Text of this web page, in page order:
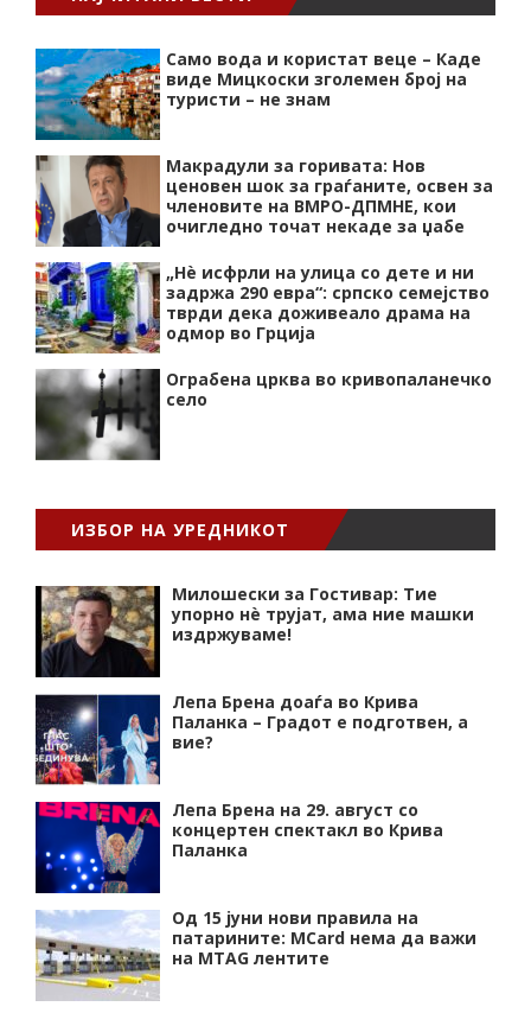
Само вода и користат веце – Каде
виде Мицкоски зголемен број на
туристи – не знам
Макрадули за горивата: Нов
ценовен шок за граѓаните, освен за
членовите на ВМРО-ДПМНЕ, кои
очигледно точат некаде за џабе
„Нѐ исфрли на улица со дете и ни
задржа 290 евра“: српско семејство
тврди дека доживеало драма на
одмор во Грција
Ограбена црква во кривопаланечко
село
ИЗБОР НА УРЕДНИКОТ
Милошески за Гостивар: Тие
упорно нѐ трујат, ама ние машки
издржуваме!
Лепа Брена доаѓа во Крива
Паланка – Градот е подготвен, а
вие?
Лепа Брена на 29. август со
концертен спектакл во Крива
Паланка
Од 15 јуни нови правила на
патарините: MCard нема да важи
на MTAG лентите